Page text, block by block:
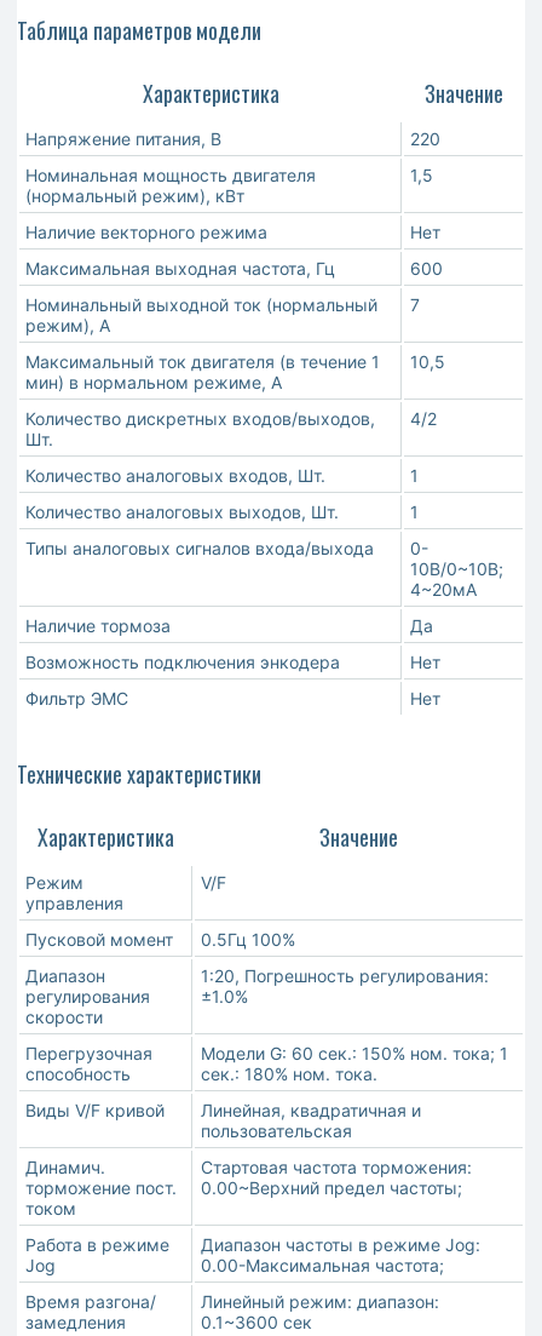
Таблица параметров модели
Характеристика
Значение
Напряжение питания, В
220
Номинальная мощность двигателя
(нормальный режим), кВт
1,5
Наличие векторного режима
Нет
Максимальная выходная частота, Гц
600
Номинальный выходной ток (нормальный
режим), A
7
Максимальный ток двигателя (в течение 1
мин) в нормальном режиме, А
10,5
Количество дискретных входов/выходов,
Шт.
4/2
Количество аналоговых входов, Шт.
1
Количество аналоговых выходов, Шт.
1
Типы аналоговых сигналов входа/выхода
0-
10В/0~10В;
4~20мA
Наличие тормоза
Да
Возможность подключения энкодера
Нет
Фильтр ЭМС
Нет
Технические характеристики
Характеристика
Значение
Режим
управления
V/F
Пусковой момент
0.5Гц 100%
Диапазон
регулирования
скорости
1:20, Погрешность регулирования:
±1.0%
Перегрузочная
способность
Модели G: 60 сек.: 150% ном. тока; 1
сек.: 180% ном. тока.
Виды V/F кривой
Линейная, квадратичная и
пользовательская
Динамич.
торможение пост.
током
Стартовая частота торможения:
0.00~Верхний предел частоты;
Работа в режиме
Jog
Диапазон частоты в режиме Jog:
0.00-Максимальная частота;
Время разгона/
замедления
Линейный режим: диапазон:
0.1~3600 сек